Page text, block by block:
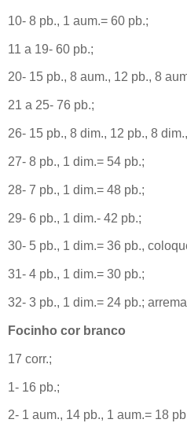
10- 8 pb., 1 aum.= 60 pb.;
11 a 19- 60 pb.;
20- 15 pb., 8 aum., 12 pb., 8
21 a 25- 76 pb.;
26- 15 pb., 8 dim., 12 pb., 8
27- 8 pb., 1 dim.= 54 pb.;
28- 7 pb., 1 dim.= 48 pb.;
29- 6 pb., 1 dim.- 42 pb.;
30- 5 pb., 1 dim.= 36 pb.,
31- 4 pb., 1 dim.= 30 pb.;
32- 3 pb., 1 dim.= 24 pb.;
Focinho cor branco
17 corr.;
1- 16 pb.;
2- 1 aum., 14 pb., 1 aum.= 18